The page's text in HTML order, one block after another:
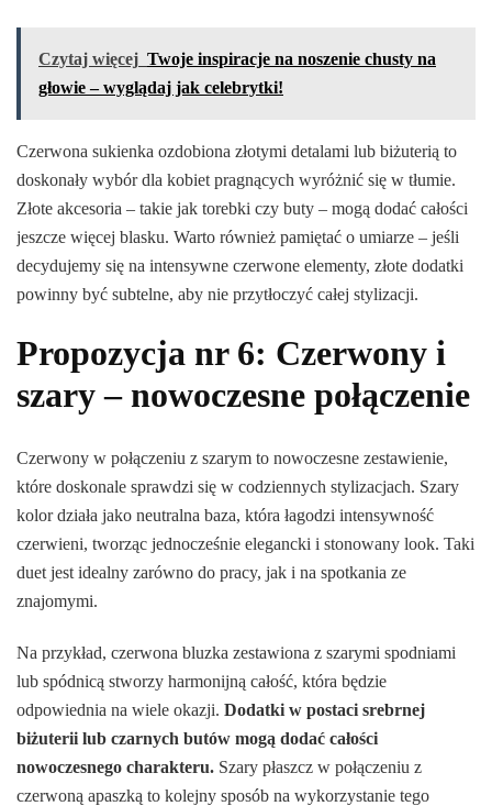
Czytaj więcej Twoje inspiracje na noszenie chusty na
głowie – wyglądaj jak celebrytki!
Czerwona sukienka ozdobiona złotymi detalami lub biżuterią to
doskonały wybór dla kobiet pragnących wyróżnić się w tłumie.
Złote akcesoria – takie jak torebki czy buty – mogą dodać całości
jeszcze więcej blasku. Warto również pamiętać o umiarze – jeśli
decydujemy się na intensywne czerwone elementy, złote dodatki
powinny być subtelne, aby nie przytłoczyć całej stylizacji.
Propozycja nr 6: Czerwony i
szary – nowoczesne połączenie
Czerwony w połączeniu z szarym to nowoczesne zestawienie,
które doskonale sprawdzi się w codziennych stylizacjach. Szary
kolor działa jako neutralna baza, która łagodzi intensywność
czerwieni, tworząc jednocześnie elegancki i stonowany look. Taki
duet jest idealny zarówno do pracy, jak i na spotkania ze
znajomymi.
Na przykład, czerwona bluzka zestawiona z szarymi spodniami
lub spódnicą stworzy harmonijną całość, która będzie
odpowiednia na wiele okazji. Dodatki w postaci srebrnej
biżuterii lub czarnych butów mogą dodać całości
nowoczesnego charakteru. Szary płaszcz w połączeniu z
czerwoną apaszką to kolejny sposób na wykorzystanie tego